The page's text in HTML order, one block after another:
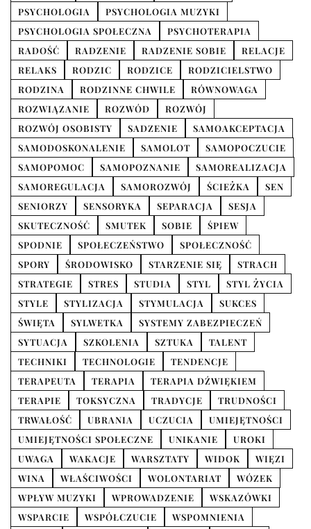
PSYCHOLOGIA
PSYCHOLOGIA MUZYKI
PSYCHOLOGIA SPOŁECZNA
PSYCHOTERAPIA
RADOŚĆ
RADZENIE RADZENIE SOBIE
RELACJE
RELAKS
RODZIC RODZICE
RODZICIELSTWO
RODZINA
RODZINNE CHWILE
RÓWNOWAGA
ROZWIĄZANIE
ROZWÓD
ROZWÓJ
ROZWÓJ OSOBISTY
SADZENIE
SAMOAKCEPTACJA
SAMODOSKONALENIE
SAMOLOT
SAMOPOCZUCIE
SAMOPOMOC
SAMOPOZNANIE
SAMOREALIZACJA
SAMOREGULACJA
SAMOROZWÓJ ŚCIEŻKA
SEN
SENIORZY
SENSORYKA SEPARACJA
SESJA
SKUTECZNOŚĆ
SMUTEK SOBIE
ŚPIEW
SPODNIE
SPOŁECZEŃSTWO
SPOŁECZNOŚĆ
SPORY
ŚRODOWISKO STARZENIE SIĘ
STRACH
STRATEGIE
STRES STUDIA STYL
STYL ŻYCIA
STYLE
STYLIZACJA STYMULACJA
SUKCES
ŚWIĘTA
SYLWETKA
SYSTEMY ZABEZPIECZEŃ
SYTUACJA
SZKOLENIA SZTUKA
TALENT
TECHNIKI
TECHNOLOGIE
TENDENCJE
TERAPEUTA
TERAPIA
TERAPIA DŹWIĘKIEM
TERAPIE
TOKSYCZNA TRADYCJE
TRUDNOŚCI
TRWAŁOŚĆ
UBRANIA UCZUCIA
UMIEJĘTNOŚCI
UMIEJĘTNOŚCI SPOŁECZNE
UNIKANIE
UROKI
UWAGA
WAKACJE WARSZTATY WIDOK
WIĘZI
WINA
WŁAŚCIWOŚCI WOLONTARIAT
WÓZEK
WPŁYW MUZYKI
WPROWADZENIE
WSKAZÓWKI
WSPARCIE
WSPÓŁCZUCIE
WSPOMNIENIA